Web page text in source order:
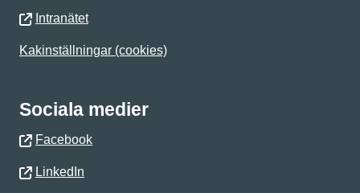
Intranätet
Kakinställningar (cookies)
Sociala medier
Facebook
LinkedIn